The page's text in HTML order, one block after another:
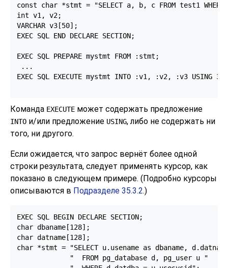
const char *stmt = "SELECT a, b, c FROM test1
int v1, v2;
VARCHAR v3[50];
EXEC SQL END DECLARE SECTION;
EXEC SQL PREPARE mystmt FROM :stmt;
...
EXEC SQL EXECUTE mystmt INTO :v1, :v2, :v3 USING 37;
Команда EXECUTE может содержать предложение
INTO и/или предложение USING, либо не содержать ни
того, ни другого.
Если ожидается, что запрос вернёт более одной
строки результата, следует применять курсор, как
показано в следующем примере. (Подробно курсоры
описываются в Подразделе 35.3.2.)
EXEC SQL BEGIN DECLARE SECTION;
char dbaname[128];
char datname[128];
char *stmt = "SELECT u.usename as dbaname,
             "  FROM pg_database d, pg_user u "